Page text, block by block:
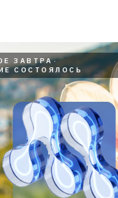
ЗАВТРА
СОСТОЯЛОСЬ